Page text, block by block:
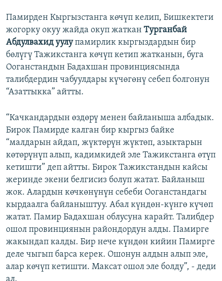
Памирден Кыргызстанга көчүп келип, Бишкектеги
жогорку окуу жайда окуп жаткан Турганбай
Абдулвахид уулупамирлик кыргыздардын бир
бөлүгү Тажикстанга көчүп кетип жатканын, буга
Ооганстандын Бадахшан провинциясында
талибдердин чабуулдары күчөгөнү себеп болгонун
“Азаттыкка” айтты.
“Качкандардын өздөрү менен байланыша албадык.
Бирок Памирде калган бир кыргыз байке
“малдарын айдап, жүктөрүн жүктөп, азыктарын
көтөрүнүп алып, кадимкидей эле Тажикстанга өтүп
кетишти” деп айтты. Бирок Тажикстандын кайсы
жеринде экени белгисиз болуп жатат. Байланыш
жок. Алардын көчкөнүнүн себеби Ооганстандагы
кырдаалга байланыштуу. Абал күндөн-күнгө күчөп
жатат. Памир Бадахшан облусуна карайт. Талибдер
ошол провинциянын райондордун алды. Памирге
жакындап калды. Бир нече күндөн кийин Памирге
деле чыгып барса керек. Ошонун алдын алып эле,
алар көчүп кетишти. Максат ошол эле болду”, - деди